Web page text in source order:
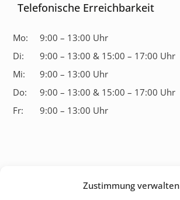
Zustimmung verwalten
Telefonische Erreichbarkeit
Mo:
9:00 – 13:00 Uhr
Di:
9:00 – 13:00 & 15:00 – 17:00 Uhr
Mi:
9:00 – 13:00 Uhr
Do:
9:00 – 13:00 & 15:00 – 17:00 Uhr
Fr:
9:00 – 13:00 Uhr